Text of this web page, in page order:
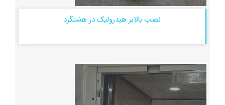
نصب بالابر هیدرولیک در هشتگرد